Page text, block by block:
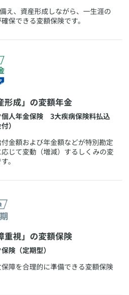
え、資産形成しながら、一生涯の
保できる変額保険です。
形成」の変額年金
個人年金保険 3大疾病保険料払込
）
金額および年金額などが特別勘定
じて変動（増減）するしくみの変
。
重視」の変額保険
険（定期型）
障を合理的に準備できる変額保険